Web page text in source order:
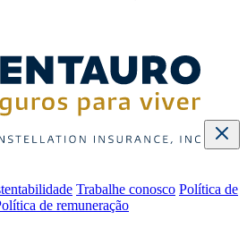
Trabalhe conosco Política de
de remuneração